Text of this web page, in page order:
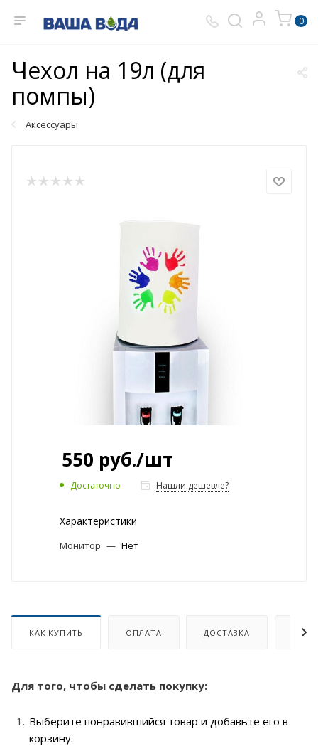
0
Чехол на 19л (для
помпы)
Аксессуары
550 руб./шт
Достаточно Нашли дешевле?
Характеристики
Монитор — Нет
КАК КУПИТЬ ОПЛАТА ДОСТАВКА
Для того, чтобы сделать покупку:
Выберите понравившийся товар и добавьте его в
корзину.